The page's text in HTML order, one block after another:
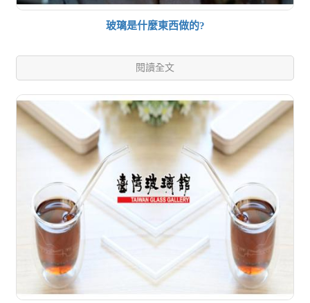
玻璃是什麼東西做的?
閱讀全文